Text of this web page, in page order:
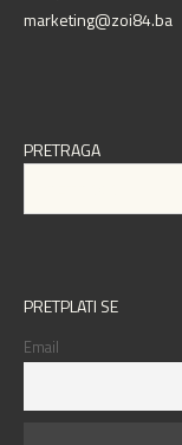
marketing@zoi84.ba
PRETRAGA
PRETPLATI SE
Email